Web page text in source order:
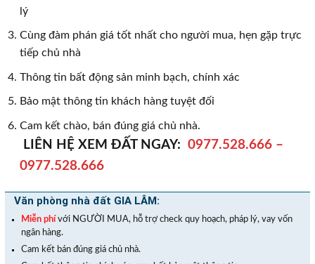
lý
Cùng đàm phán giá tốt nhất cho người mua, hẹn gặp trực
tiếp chủ nhà
Thông tin bất động sản minh bạch, chính xác
Bảo mật thông tin khách hàng tuyệt đối
Cam kết chào, bán đúng giá chủ nhà.
LIÊN HỆ XEM ĐẤT NGAY: 0977.528.666–
0977.528.666
Văn phòng nhà đất GIA LÂM:
Miễn phí với NGƯỜI MUA, hỗ trợ check quy hoạch, pháp lý, vay vốn
ngân hàng.
Cam kết bán đúng giá chủ nhà.